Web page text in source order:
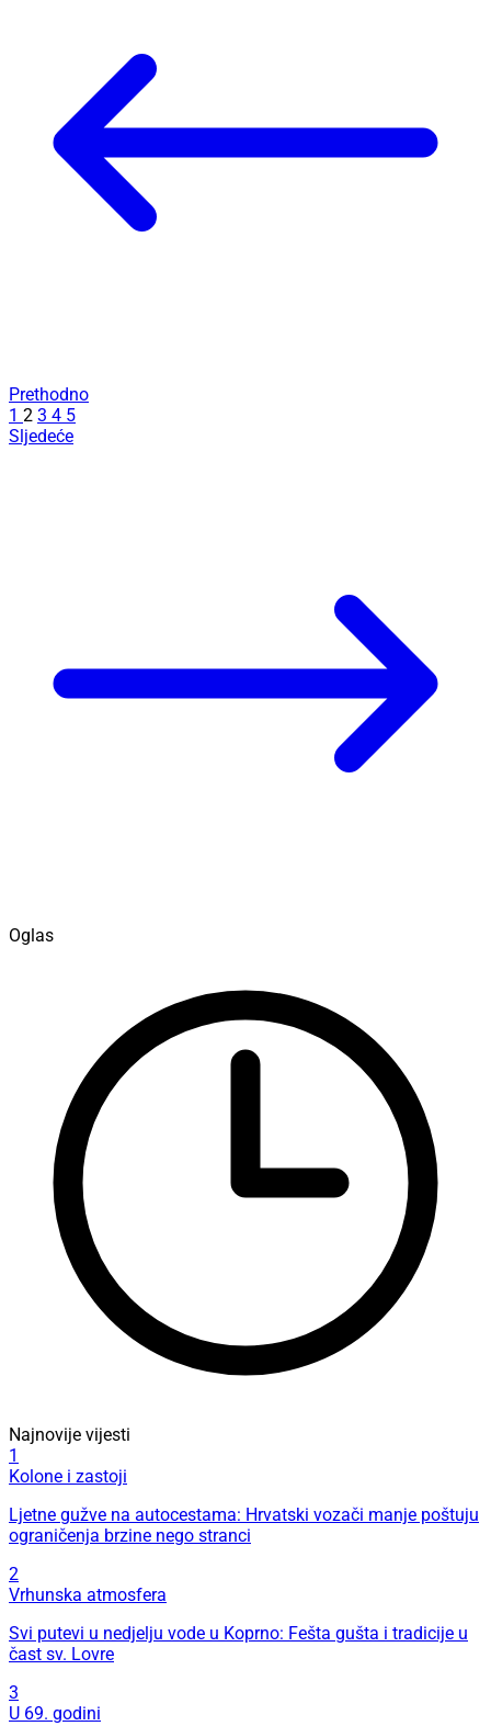
Prethodno
1 2 3 4 5
Sljedeće
Oglas
Najnovije vijesti
1
Kolone i zastoji
Ljetne gužve na autocestama: Hrvatski vozači manje poštuju
ograničenja brzine nego stranci
2
Vrhunska atmosfera
Svi putevi u nedjelju vode u Koprno: Fešta gušta i tradicije u
čast sv. Lovre
3
U 69. godini